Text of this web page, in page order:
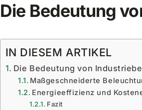
Die Bedeutung
IN DIESEM ARTIKEL
Die Bedeutung von
Maßgeschneiderte
Energieeffizienz und
Fazit